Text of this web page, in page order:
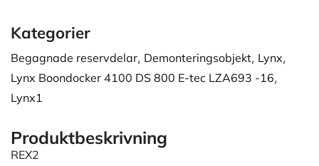
Kategorier
Begagnade reservdelar, Demonteringsobjekt, Lynx,
Lynx Boondocker 4100 DS 800 E-tec LZA693 -16,
Lynx1
Produktbeskrivning
REX2